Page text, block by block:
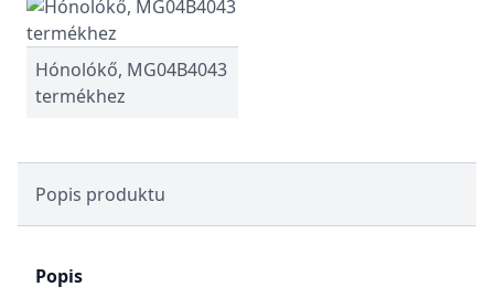
Hónolókő, MG04B4043
termékhez
Popis produktu
Popis